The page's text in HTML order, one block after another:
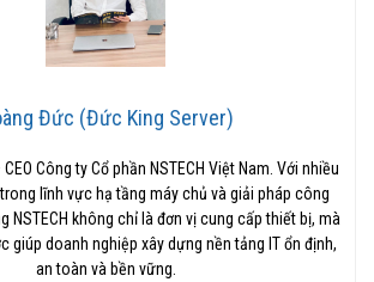
Đức (Đức King Server)
Công ty Cổ phần NSTECH Việt Nam. Với nhiều
lĩnh vực hạ tầng máy chủ và giải pháp công
NSTECH không chỉ là đơn vị cung cấp thiết bị, mà
giúp doanh nghiệp xây dựng nền tảng IT ổn định,
an toàn và bền vững.